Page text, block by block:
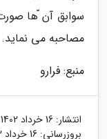
سوابق آن ّها
مصاحبه می نماید.
منبع: فرارو
انتشار: 16 خرداد 1402
بروزرسانی: 16 خرداد 1402